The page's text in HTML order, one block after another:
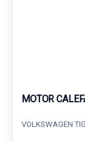
MOTOR
VOLKSWAGEN